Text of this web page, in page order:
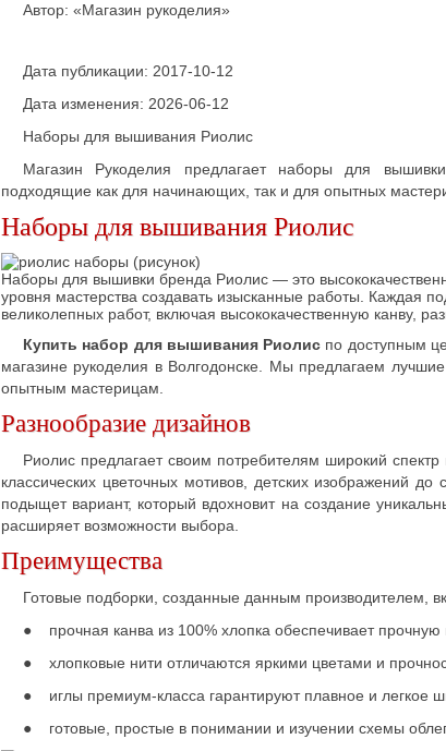
Автор: «Магазин рукоделия»
Дата публикации: 2017-10-12
Дата изменения: 2026-06-12
Наборы для вышивания Риолис
Магазин Рукоделия предлагает наборы для
подходящие как для начинающих, так и для опытных
Наборы для вышивания Риолис
Наборы для вышивки бренда Риолис — это
уровня мастерства создавать изысканные работы. Каждая
великолепных работ, включая высококачественную канву,
Купить набор для вышивания Риолис по доступным
магазине рукоделия в Волгодонске. Мы предлагаем
опытным мастерицам.
Разнообразие дизайнов
Риолис предлагает своим потребителям широкий
классических цветочных мотивов, детских изображений
подыщет вариант, который вдохновит на создание
расширяет возможности выбора.
Преимущества
Готовые подборки, созданные данным производителем,
● прочная канва из 100% хлопка обеспечивает
● хлопковые нити отличаются яркими цветами и
● иглы премиум-класса гарантируют плавное и легкое
● готовые, простые в понимании и изучении схемы